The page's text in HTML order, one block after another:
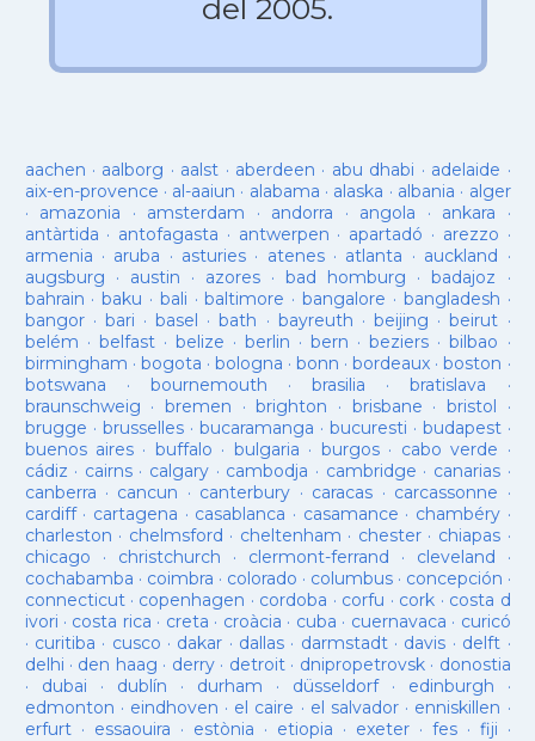
del 2005.
aachen · aalborg · aalst · aberdeen · abu dhabi · adelaide ·
aix-en-provence · al-aaiun · alabama · alaska · albania · alger
· amazonia · amsterdam · andorra · angola · ankara ·
antàrtida · antofagasta · antwerpen · apartadó · arezzo ·
armenia · aruba · asturies· atenes· atlanta · auckland ·
augsburg · austin · azores·bad homburg ·badajoz ·
bahrain ·baku · bali ·baltimore ·bangalore · bangladesh ·
bangor· bari ·basel ·bath · bayreuth ·beijing ·beirut ·
belém · belfast· belize · berlin ·bern ·beziers ·bilbao ·
birmingham · bogota · bologna ·bonn ·bordeaux ·boston ·
botswana · bournemouth ·brasilia ·bratislava ·
braunschweig · bremen ·brighton · brisbane · bristol ·
brugge · brusselles· bucaramanga · bucuresti · budapest·
buenos aires· buffalo · bulgaria · burgos· cabo verde ·
cádiz · cairns· calgary · cambodja · cambridge · canarias·
canberra · cancun · canterbury · caracas · carcassonne ·
cardiff· cartagena · casablanca · casamance · chambéry·
charleston · chelmsford · cheltenham · chester· chiapas ·
chicago · christchurch · clermont-ferrand · cleveland ·
cochabamba · coimbra · colorado · columbus· concepción ·
connecticut· copenhagen · cordoba · corfu · cork · costa d
ivori · costa rica · creta · croàcia · cuba · cuernavaca · curicó
· curitiba · cusco · dakar · dallas · darmstadt· davis · delft ·
delhi · den haag · derry· detroit· dnipropetrovsk· donostia
· dubai · dublín · durham · düsseldorf· edinburgh ·
edmonton · eindhoven · el caire · el salvador · enniskillen ·
erfurt· essaouira · estònia · etiopia · exeter· fes· fiji ·